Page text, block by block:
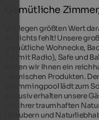
Gemütliche
Wir legen größten Wert
an nichts fehlt! Unsere
gemütliche Wohnecke,
TV (mit Radio), Safe und
bieten wir Ihnen ein
heimischen Produkten.
Swimmingpool lädt zum
Exklusiv erhalten unsere
mit ihrer traumhaften
Urlaubern und